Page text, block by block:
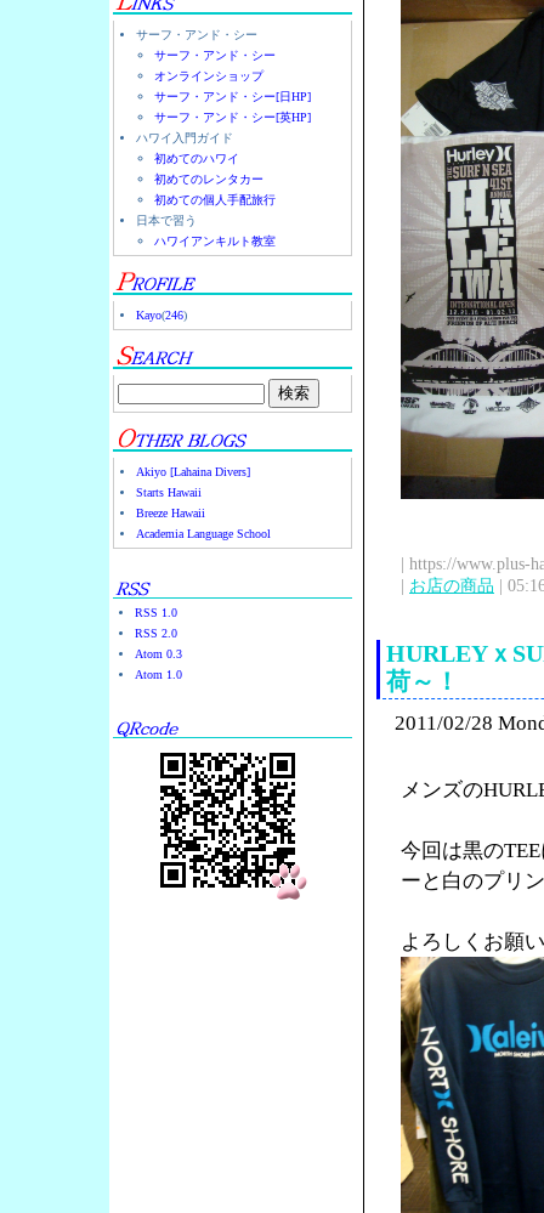
サーフ・アンド・シー
サーフ・アンド・シー
オンラインショップ
サーフ・アンド・シー[日HP]
サーフ・アンド・シー[英HP]
ハワイ入門ガイド
初めてのハワイ
初めてのレンタカー
初めての個人手配旅行
日本で習う
ハワイアンキルト教室
Kayo(246)
Akiyo [Lahaina Divers]
Starts Hawaii
Breeze Hawaii
Academia Language School
RSS 1.0
RSS 2.0
Atom 0.3
Atom 1.0
| https://www.plus-
| お店の商品 |
HURLEYｘ
荷～！
2011/02/28
メンズの
今回は黒の
ーと白のプリ
よろしくお願